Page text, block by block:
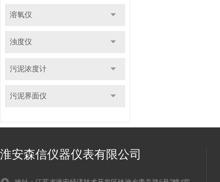
溶氧仪
浊度仪
污泥浓度计
污泥界面仪
淮安森信仪器仪表有限公司